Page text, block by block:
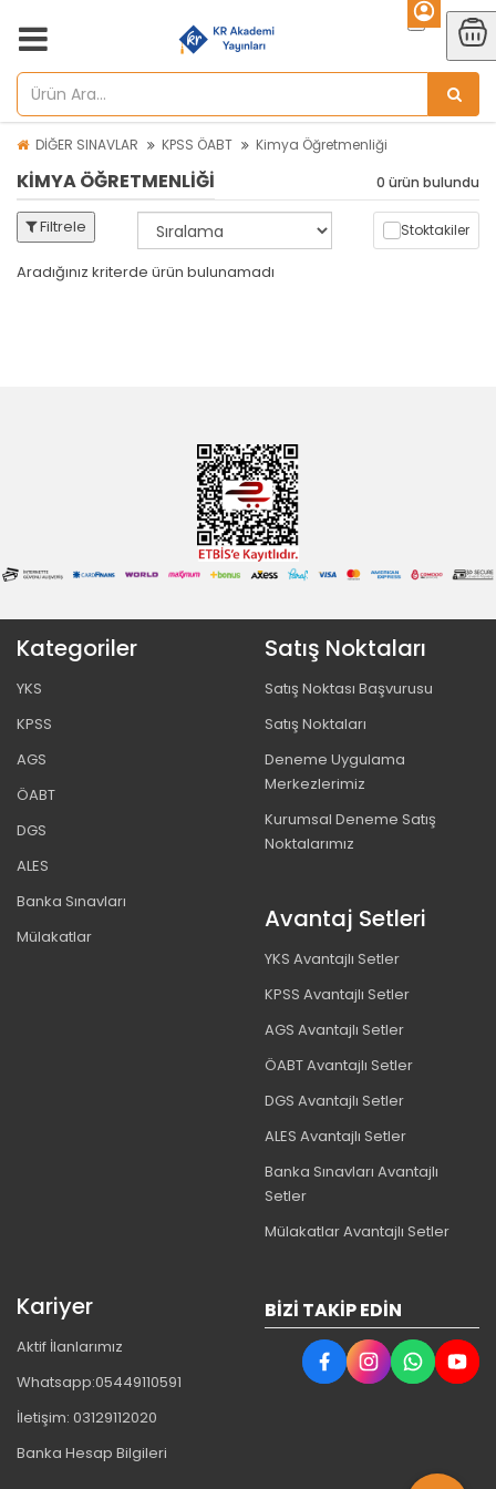
DİĞER SINAVLAR KPSS ÖABT Kimya Öğretmenliği
KIMYA ÖĞRETMENLIĞI 0 ürün bulundu
Filtrele Stoktakiler
Aradığınız kriterde ürün bulunamadı
Kategoriler
YKS
KPSS
AGS
ÖABT
DGS
ALES
Banka Sınavları
Mülakatlar
Satış Noktaları
Satış Noktası Başvurusu
Satış Noktaları
Deneme Uygulama
Merkezlerimiz
Kurumsal Deneme Satış
Noktalarımız
Avantaj Setleri
YKS Avantajlı Setler
KPSS Avantajlı Setler
AGS Avantajlı Setler
ÖABT Avantajlı Setler
DGS Avantajlı Setler
ALES Avantajlı Setler
Banka Sınavları Avantajlı
Setler
Mülakatlar Avantajlı Setler
Kariyer
Aktif İlanlarımız
Whatsapp:05449110591
İletişim: 03129112020
Banka Hesap Bilgileri
BIZI TAKIP EDIN